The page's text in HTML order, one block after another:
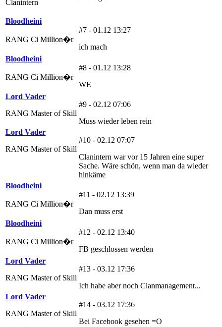
Clanintern
Bloodheini
RANG Ci Million�r
#7 - 01.12 13:27
ich mach
Bloodheini
RANG Ci Million�r
#8 - 01.12 13:28
WE
Lord Vader
RANG Master of Skill
#9 - 02.12 07:06
Muss wieder leben rein
Lord Vader
RANG Master of Skill
#10 - 02.12 07:07
Clanintern war vor 15 Jahren eine super
Sache. Wäre schön, wenn man da wieder
hinkäme
Bloodheini
RANG Ci Million�r
#11 - 02.12 13:39
Dan muss erst
Bloodheini
RANG Ci Million�r
#12 - 02.12 13:40
FB geschlossen werden
Lord Vader
RANG Master of Skill
#13 - 03.12 17:36
Ich habe aber noch Clanmanagement...
Lord Vader
RANG Master of Skill
#14 - 03.12 17:36
Bei Facebook gesehen =O